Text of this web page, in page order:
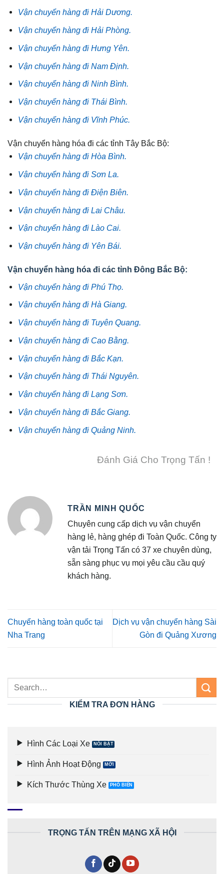
Vận chuyển hàng đi Hải Dương.
Vận chuyển hàng đi Hải Phòng.
Vận chuyển hàng đi Hưng Yên.
Vận chuyển hàng đi Nam Định.
Vận chuyển hàng đi Ninh Bình.
Vận chuyển hàng đi Thái Bình.
Vận chuyển hàng đi Vĩnh Phúc.
Vận chuyển hàng hóa đi các tỉnh Tây Bắc Bộ:
Vận chuyển hàng đi Hòa Bình.
Vận chuyển hàng đi Sơn La.
Vận chuyển hàng đi Điện Biên.
Vận chuyển hàng đi Lai Châu.
Vận chuyển hàng đi Lào Cai.
Vận chuyển hàng đi Yên Bái.
Vận chuyển hàng hóa đi các tỉnh Đông Bắc Bộ:
Vận chuyển hàng đi Phú Thọ.
Vận chuyển hàng đi Hà Giang.
Vận chuyển hàng đi Tuyên Quang.
Vận chuyển hàng đi Cao Bằng.
Vận chuyển hàng đi Bắc Kạn.
Vận chuyển hàng đi Thái Nguyên.
Vận chuyển hàng đi Lạng Sơn.
Vận chuyển hàng đi Bắc Giang.
Vận chuyển hàng đi Quảng Ninh.
Đánh Giá Cho Trọng Tấn !
TRẦN MINH QUỐC
Chuyên cung cấp dịch vụ vận chuyển
hàng lẻ, hàng ghép đi Toàn Quốc. Công ty
vận tải Trọng Tấn có 37 xe chuyên dùng,
sẵn sàng phục vụ mọi yêu cầu cầu quý
khách hàng.
Chuyển hàng toàn quốc tại
Nha Trang
Dịch vụ vận chuyển hàng Sài
Gòn đi Quảng Xương
KIỂM TRA ĐƠN HÀNG
Hình Các Loại Xe
Hình Ảnh Hoạt Động
Kích Thước Thùng Xe
TRỌNG TẤN TRÊN MẠNG XÃ HỘI